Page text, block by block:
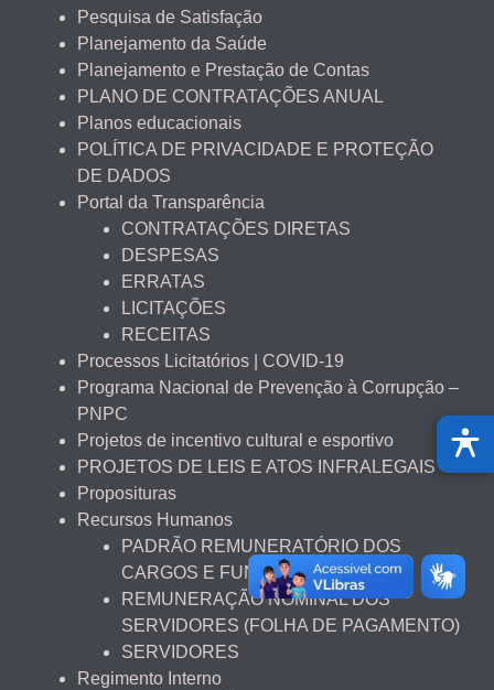
Pesquisa de Satisfação
Planejamento da Saúde
Planejamento e Prestação de Contas
PLANO DE CONTRATAÇÕES ANUAL
Planos educacionais
POLÍTICA DE PRIVACIDADE E PROTEÇÃO
DE DADOS
Portal da Transparência
CONTRATAÇÕES DIRETAS
DESPESAS
ERRATAS
LICITAÇÕES
RECEITAS
Processos Licitatórios | COVID-19
Programa Nacional de Prevenção à Corrupção –
PNPC
Projetos de incentivo cultural e esportivo
PROJETOS DE LEIS E ATOS INFRALEGAIS
Proposituras
Recursos Humanos
PADRÃO REMUNERATÓRIO DOS
CARGOS E FUNÇÕES
REMUNERAÇÃO NOMINAL DOS
SERVIDORES (FOLHA DE PAGAMENTO)
SERVIDORES
Regimento Interno